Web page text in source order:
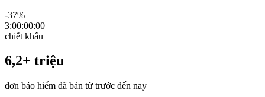
-37%
3:00:00:00
chiết khấu
6,2+ triệu
đơn bảo hiểm đã bán từ trước đến nay